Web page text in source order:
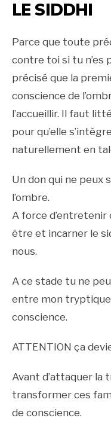
LE SIDDHI
Parce que toute
contre toi si tu n’es
précisé que la
conscience de
l’accueillir. Il faut
pour qu’elle
naturellement en
Un don qui ne peux
l’ombre.
A force d’entretenir
être et incarner le
nous.
A ce stade tu ne
entre mon tryptique
conscience.
ATTENTION ça
Avant d’attaquer la
transformer ces
de conscience.